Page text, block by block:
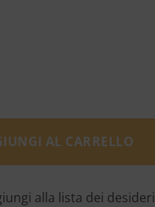
quantità
AL CARRELLO
alla lista dei desideri